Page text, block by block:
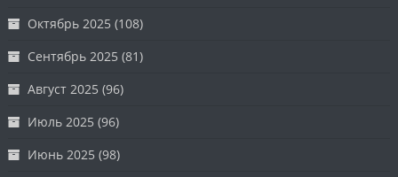
Октябрь 2025 (108)
Сентябрь 2025 (81)
Август 2025 (96)
Июль 2025 (96)
Июнь 2025 (98)